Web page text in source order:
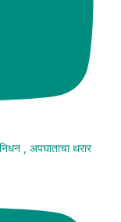
, अपघाताचा थरार